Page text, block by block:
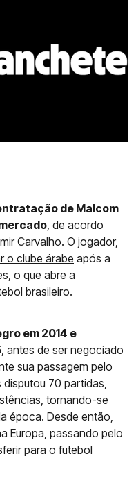
de Malcom
, de acordo
Carvalho. O jogador,
o clube árabe após a
o que abre a
brasileiro.
em 2014 e
, antes de ser negociado
sua passagem pelo
70 partidas,
tornando-se
época. Desde então,
Europa, passando pelo
para o futebol